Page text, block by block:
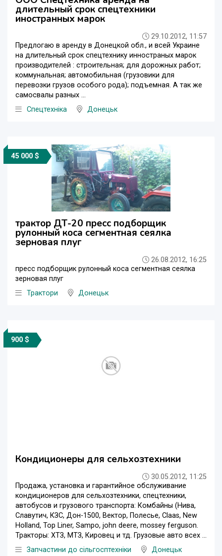
длительный срок спецтехники
иностранных марок
29.10.2012, 11:57
Предлогаю в аренду в Донецкой обл., и всей Украине
на длительный срок спецтехнику инностраных марок
производителей : строительная; для дорожных работ;
коммунальная; автомобильная (грузовики для
перевозки грузов особого рода); подъемная. А так же
самосвалы разных ...
Спецтехніка
Донецьк
45 000 $
трактор ДТ-20 пресс подборщик
рулонный коса сегментная сеялка
зерновая плуг
26.08.2012, 16:25
пресс подборщик рулонный коса сегментная сеялка
зерновая плуг
Трактори
Донецьк
900 $
Кондиционеры для сельхозтехники
30.05.2012, 11:25
Продажа, установка и гарантийное обслуживание
кондиционеров для сельхозтехники, спецтехники,
автобусов и грузового транспорта: Комбайны (Нива,
Славутич, КЗС, Дон-1500, Вектор, Полесье, Claas, New
Holland, Top Liner, Sampo, john deere, mossey ferguson.
Тракторы: ХТЗ, МТЗ, Кировец и тд. Грузовые авто всех ...
Запчастини до сільгосптехніки
Донецьк